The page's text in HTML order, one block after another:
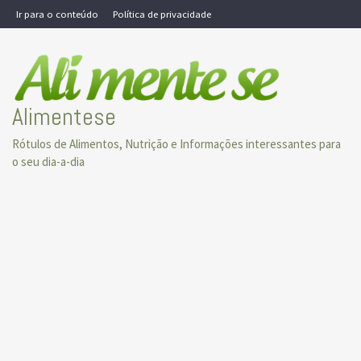
Skip
to
Ir para o conteúdo Política de privacidade
Alimentese
Rótulos de Alimentos, Nutrição e Informações interessantes para
o seu dia-a-dia